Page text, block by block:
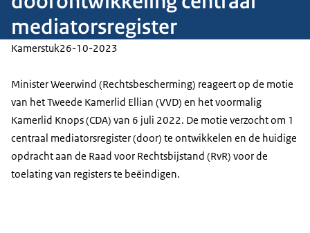
mediatorsregister
Kamerstuk26-10-2023
Minister Weerwind (Rechtsbescherming) reageert op de motie
van het Tweede Kamerlid Ellian (VVD) en het voormalig
Kamerlid Knops (CDA) van 6 juli 2022. De motie verzocht om 1
centraal mediatorsregister (door) te ontwikkelen en de huidige
opdracht aan de Raad voor Rechtsbijstand (RvR) voor de
toelating van registers te beëindigen.